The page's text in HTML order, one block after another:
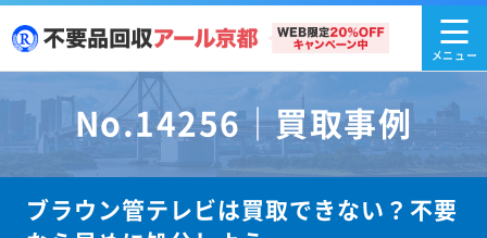
No.14256｜買取事例
ブラウン管テレビは買取できない？不要